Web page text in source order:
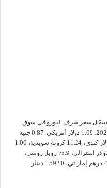
سعر صرف اليورو الاثنين 30 يناير 2023 سجّل سعر صرف اليورو في سوق
الصرف العالمي، اليوم الاثنين 30 يناير 2023: 1.09 دولار أمريكي، 0.87 جنيه
استرليني، 23.85 كرونة تشيكية، 1.45 دولار كندي، 11.24 كرونة سويدية، 1.00
فرنك سويسري. 20.5 ليرة تركية، 1.53 دولار استرالي، 75.9 روبل روسي،
141.7 ين ياباني. 4.09 ريال سعودي، 4.00 درهم إماراتي، 1.592.0 دينار